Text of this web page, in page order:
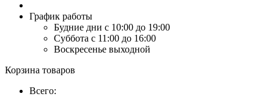
График работы
Будние дни с 10:00 до 19:00
Суббота с 11:00 до 16:00
Воскресенье выходной
Корзина товаров
Всего: